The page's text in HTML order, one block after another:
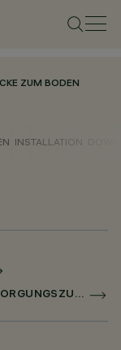
ZUM BODEN
INSTALLATION
LIBERA SYSTEM - MONTAGE- UND VERSORGUNGSZUBEHÖR